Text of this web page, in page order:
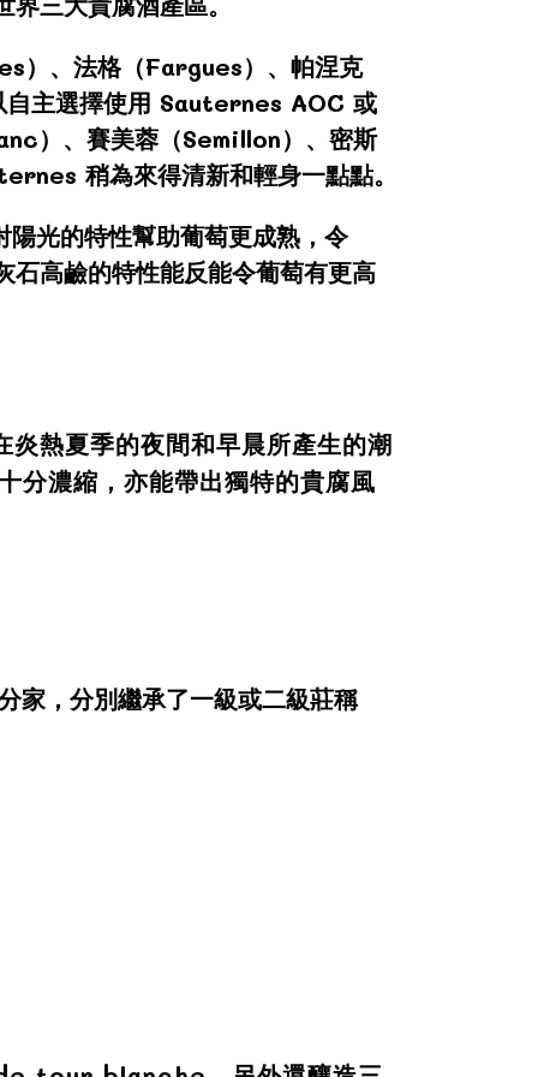
）、法格（Fargues）、帕涅克
主選擇使用 Sauternes AOC 或
）、賽美蓉（Semillon）、密斯
稍為來得清新和輕身一點點。
光的特性幫助葡萄更成熟，令
高鹼的特性能反能令葡萄有更高
熱夏季的夜間和早晨所產生的潮
分濃縮，亦能帶出獨特的貴腐風
家，分別繼承了一級或二級莊稱